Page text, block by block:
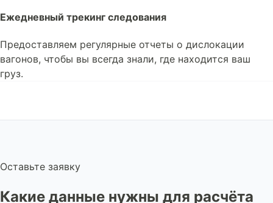
Ежедневный трекинг следования
Предоставляем регулярные отчеты о дислокации
вагонов, чтобы вы всегда знали, где находится ваш
груз.
Оставьте заявку
Какие данные нужны для расчёта